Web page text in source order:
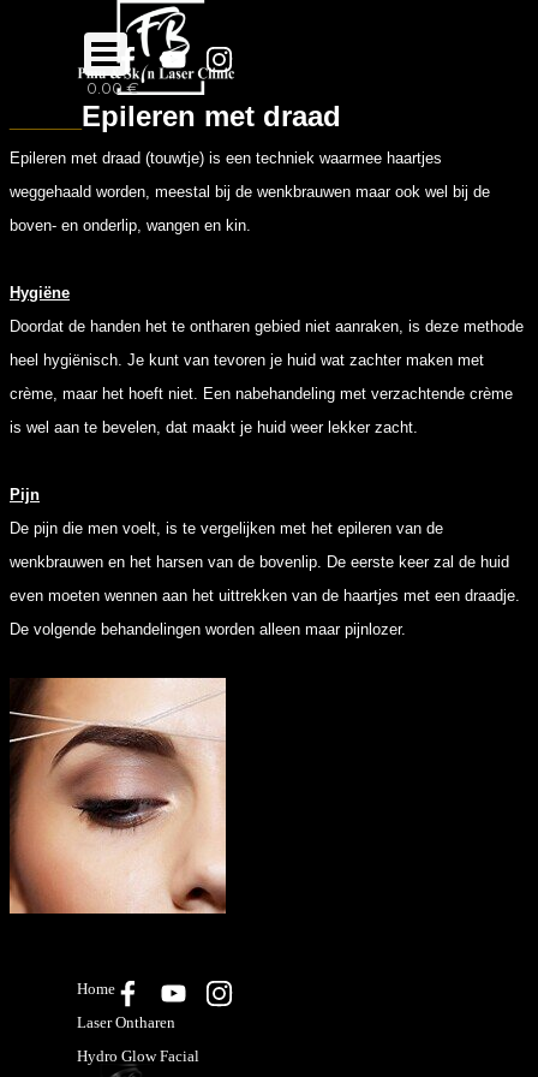
Ga naar de inhoud
Menu overslaan
0.00 €
Epileren met draad
Epileren met draad (touwtje) is een techniek waarmee haartjes
weggehaald worden, meestal bij de wenkbrauwen maar ook wel bij de
boven- en onderlip, wangen en kin.
Hygiëne
Doordat de handen het te ontharen gebied niet aanraken, is deze methode
heel hygiënisch. Je kunt van tevoren je huid wat zachter maken met
crème, maar het hoeft niet. Een nabehandeling met verzachtende crème
is wel aan te bevelen, dat maakt je huid weer lekker zacht.
Pijn
De pijn die men voelt, is te vergelijken met het epileren van de
wenkbrauwen en het harsen van de bovenlip. De eerste keer zal de huid
even moeten wennen aan het uittrekken van de haartjes met een draadje.
De volgende behandelingen worden alleen maar pijnlozer.
Home
Laser Ontharen
Hydro Glow Facial